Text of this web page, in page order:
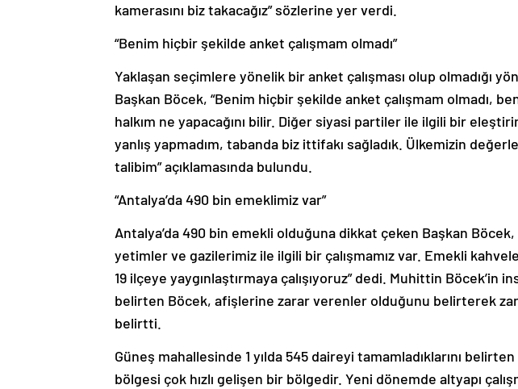
kamerasını biz takacağız” sözlerine yer verdi.
“Benim hiçbir şekilde anket çalışmam olmadı”
Yaklaşan seçimlere yönelik bir anket çalışması olup olmadığı
Başkan Böcek, “Benim hiçbir şekilde anket çalışmam olmadı,
halkım ne yapacağını bilir. Diğer siyasi partiler ile ilgili bir
yanlış yapmadım, tabanda biz ittifakı sağladık. Ülkemizin
talibim” açıklamasında bulundu.
“Antalya’da 490 bin emeklimiz var”
Antalya’da 490 bin emekli olduğuna dikkat çeken Başkan Böcek,
yetimler ve gazilerimiz ile ilgili bir çalışmamız var. Emekli
19 ilçeye yaygınlaştırmaya çalışıyoruz” dedi. Muhittin Böcek’in
belirten Böcek, afişlerine zarar verenler olduğunu belirterek
belirtti.
Güneş mahallesinde 1 yılda 545 daireyi tamamladıklarını
bölgesi çok hızlı gelişen bir bölgedir. Yeni dönemde altyapı